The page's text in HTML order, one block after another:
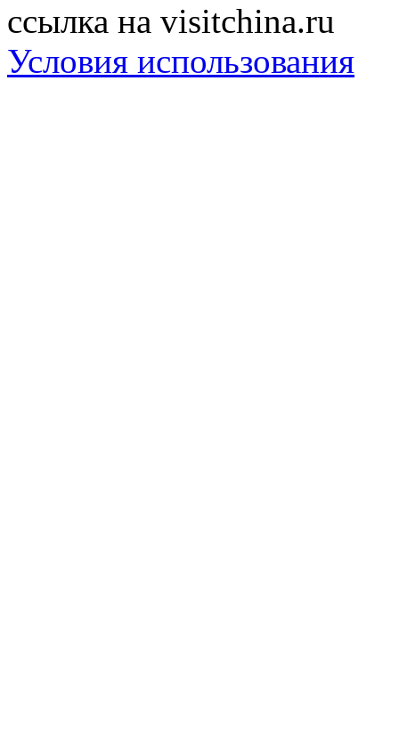
ссылка на visitchina.ru
Условия использования